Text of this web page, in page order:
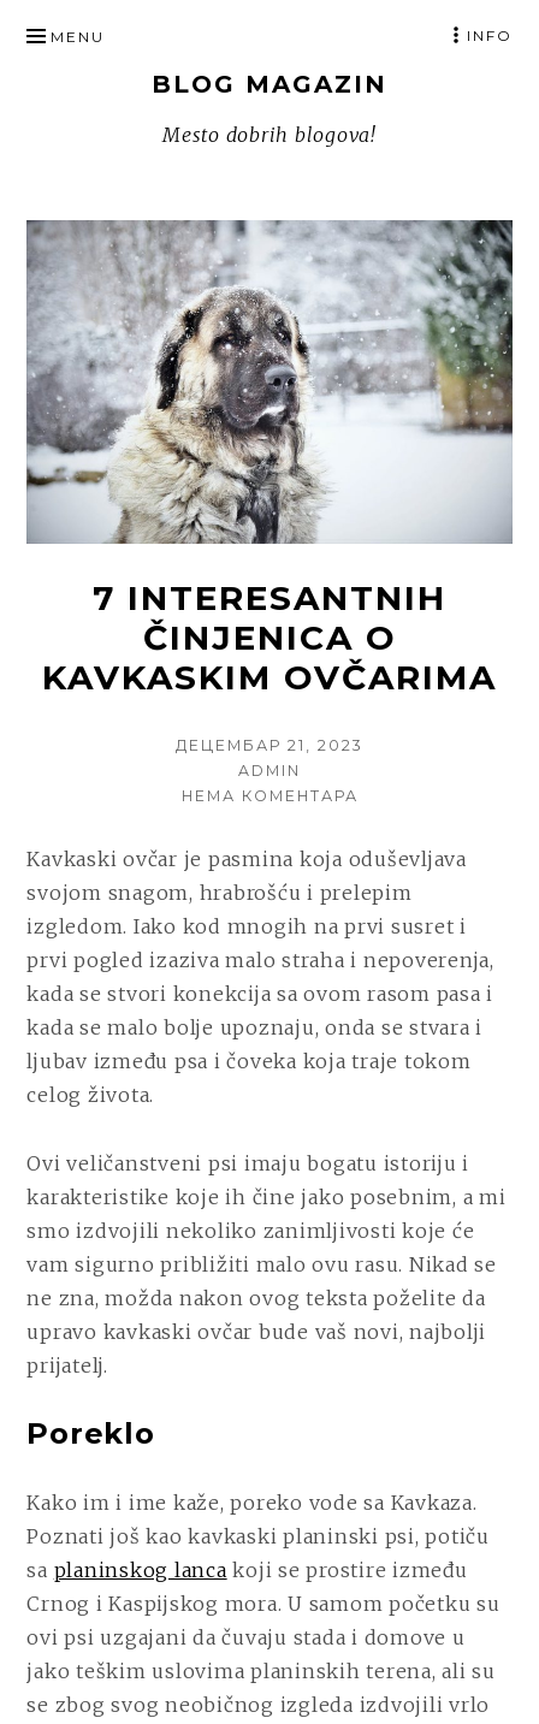
TO
BLOG MAGAZIN
Mesto dobrih blogova!
MENU INFO
7 INTERESANTNIH
ČINJENICA O
KAVKASKIM OVČARIMA
POSTED
ДЕЦЕМБАР 21, 2023
AUTHOR
ADMIN
НЕМА КОМЕНТАРА
ČINJENICA
O
KAVKASKIM
Kavkaski ovčar je pasmina koja oduševljava
svojom snagom, hrabrošću i prelepim
izgledom. Iako kod mnogih na prvi susret i
prvi pogled izaziva malo straha i nepoverenja,
kada se stvori konekcija sa ovom rasom pasa i
kada se malo bolje upoznaju, onda se stvara i
ljubav između psa i čoveka koja traje tokom
celog života.
Ovi veličanstveni psi imaju bogatu istoriju i
karakteristike koje ih čine jako posebnim, a mi
smo izdvojili nekoliko zanimljivosti koje će
vam sigurno približiti malo ovu rasu. Nikad se
ne zna, možda nakon ovog teksta poželite da
upravo kavkaski ovčar bude vaš novi, najbolji
prijatelj.
Poreklo
Kako im i ime kaže, poreko vode sa Kavkaza.
Poznati još kao kavkaski planinski psi, potiču
sa planinskog lanca koji se prostire između
Crnog i Kaspijskog mora. U samom početku su
ovi psi uzgajani da čuvaju stada i domove u
jako teškim uslovima planinskih terena, ali su
se zbog svog neobičnog izgleda izdvojili vrlo